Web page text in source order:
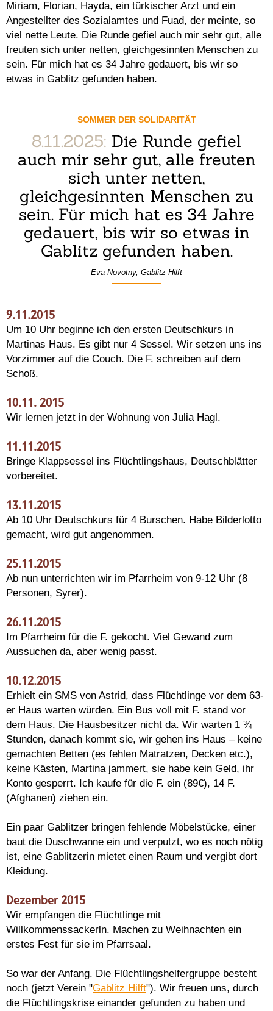
Miriam, Florian, Hayda, ein türkischer Arzt und ein
Angestellter des Sozialamtes und Fuad, der meinte, so
viel nette Leute. Die Runde gefiel auch mir sehr gut, alle
freuten sich unter netten, gleichgesinnten Menschen zu
sein. Für mich hat es 34 Jahre gedauert, bis wir so
etwas in Gablitz gefunden haben.
SOMMER DER SOLIDARITÄT
8.11.2025: Die Runde gefiel
auch mir sehr gut, alle freuten
sich unter netten,
gleichgesinnten Menschen zu
sein. Für mich hat es 34 Jahre
gedauert, bis wir so etwas in
Gablitz gefunden haben.
Eva Novotny, Gablitz Hilft
9.11.2015
Um 10 Uhr beginne ich den ersten Deutschkurs in
Martinas Haus. Es gibt nur 4 Sessel. Wir setzen uns ins
Vorzimmer auf die Couch. Die F. schreiben auf dem
Schoß.
10.11. 2015
Wir lernen jetzt in der Wohnung von Julia Hagl.
11.11.2015
Bringe Klappsessel ins Flüchtlingshaus, Deutschblätter
vorbereitet.
13.11.2015
Ab 10 Uhr Deutschkurs für 4 Burschen. Habe Bilderlotto
gemacht, wird gut angenommen.
25.11.2015
Ab nun unterrichten wir im Pfarrheim von 9-12 Uhr (8
Personen, Syrer).
26.11.2015
Im Pfarrheim für die F. gekocht. Viel Gewand zum
Aussuchen da, aber wenig passt.
10.12.2015
Erhielt ein SMS von Astrid, dass Flüchtlinge vor dem 63-
er Haus warten würden. Ein Bus voll mit F. stand vor
dem Haus. Die Hausbesitzer nicht da. Wir warten 1 ¾
Stunden, danach kommt sie, wir gehen ins Haus – keine
gemachten Betten (es fehlen Matratzen, Decken etc.),
keine Kästen, Martina jammert, sie habe kein Geld, ihr
Konto gesperrt. Ich kaufe für die F. ein (89€), 14 F.
(Afghanen) ziehen ein.
Ein paar Gablitzer bringen fehlende Möbelstücke, einer
baut die Duschwanne ein und verputzt, wo es noch nötig
ist, eine Gablitzerin mietet einen Raum und vergibt dort
Kleidung.
Dezember 2015
Wir empfangen die Flüchtlinge mit
Willkommenssackerln. Machen zu Weihnachten ein
erstes Fest für sie im Pfarrsaal.
So war der Anfang. Die Flüchtlingshelfergruppe besteht
noch (jetzt Verein "Gablitz Hilft"). Wir freuen uns, durch
die Flüchtlingskrise einander gefunden zu haben und